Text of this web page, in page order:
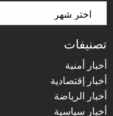
تصنيفات
أخبار أمنية
أخبار إقتصادية
أخبار الرياضة
أخبار سياسية